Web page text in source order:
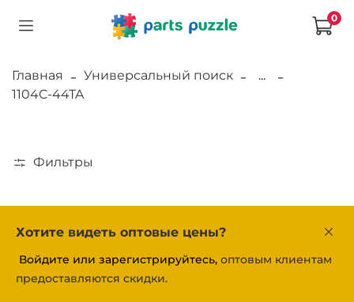
0
Главная Универсальный поиск
...
1104C-44TA
Фильтры
Хотите видеть оптовые цены?
Войдите или зарегистрируйтесь, оптовым клиентам
предоставляются скидки.